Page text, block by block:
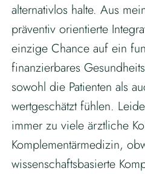
alternativlos halte. Aus
präventiv orientierte
einzige Chance auf ein
finanzierbares
sowohl die Patienten als
wertgeschätzt fühlen.
immer zu viele ärztliche
Komplementärmedizin,
wissenschaftsbasierte